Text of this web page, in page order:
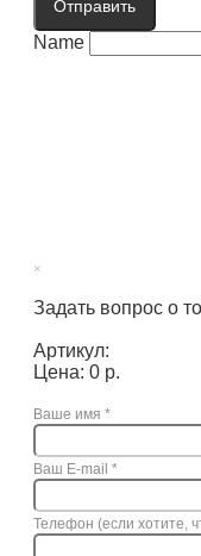
Отправить
Name
×
Задать вопрос о
Артикул:
Цена: 0 р.
Ваше имя *
Ваш E-mail *
Телефон (если хотите,